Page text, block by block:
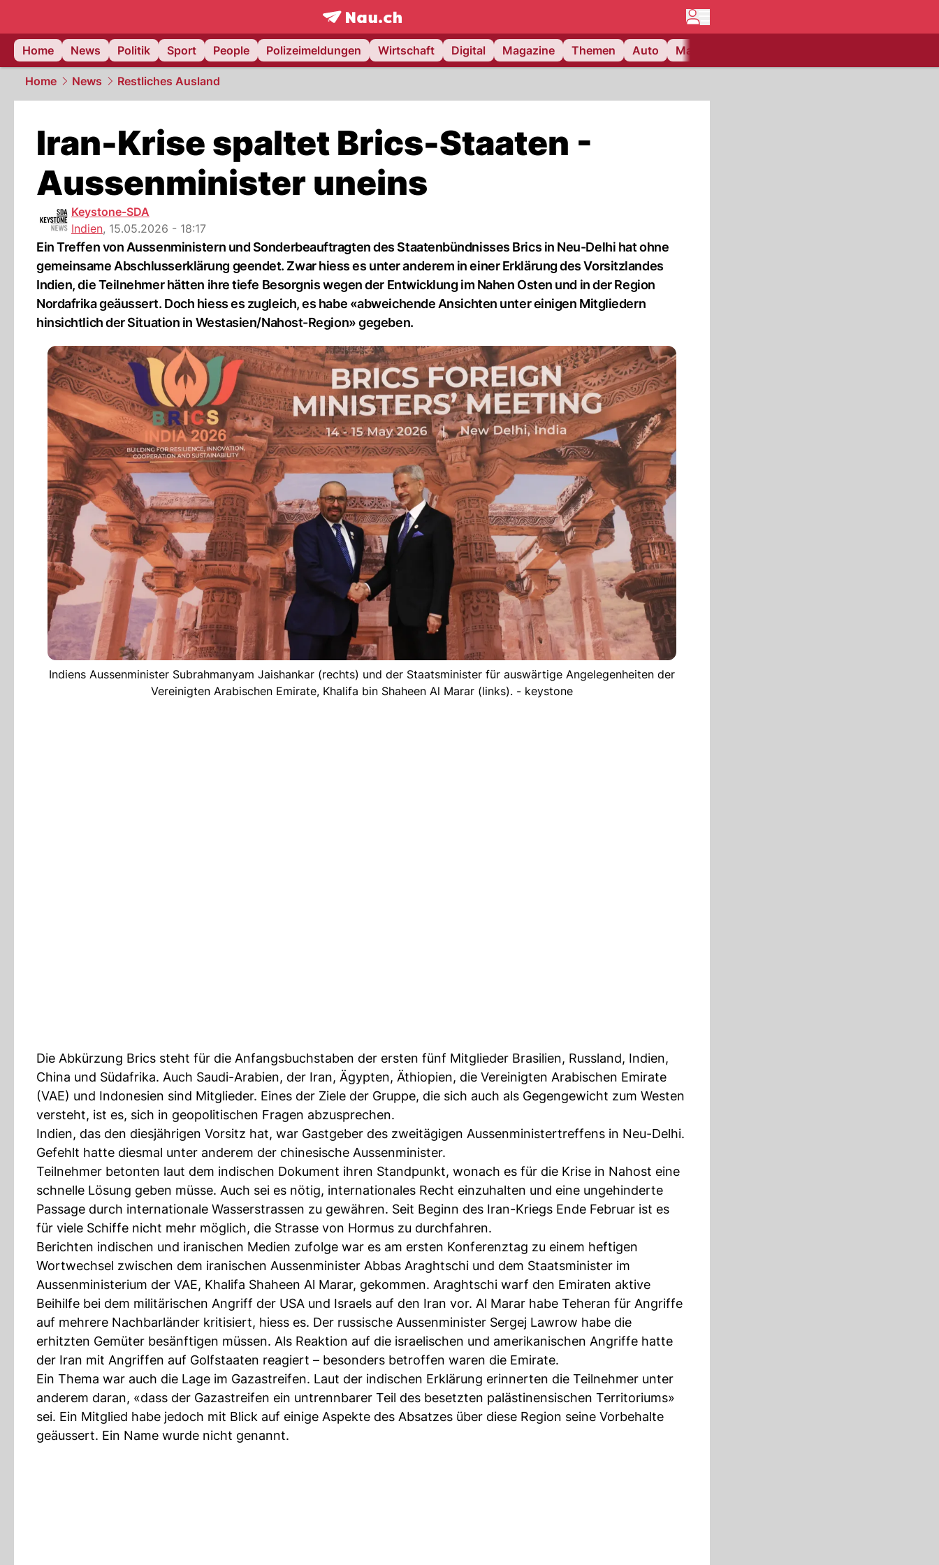
frontpage.NAU.ch
Home
News Politik Sport People Polizeimeldungen Wirtschaft Digital Magazine Themen Auto Matchcenter
Home News Restliches Ausland
Iran-Krise spaltet Brics-Staaten -
Aussenminister uneins
Keystone-SDA
Indien, 15.05.2026 - 18:17
Ein Treffen von Aussenministern und Sonderbeauftragten des Staatenbündnisses Brics in Neu-Delhi hat ohne
gemeinsame Abschlusserklärung geendet. Zwar hiess es unter anderem in einer Erklärung des Vorsitzlandes
Indien, die Teilnehmer hätten ihre tiefe Besorgnis wegen der Entwicklung im Nahen Osten und in der Region
Nordafrika geäussert. Doch hiess es zugleich, es habe «abweichende Ansichten unter einigen Mitgliedern
hinsichtlich der Situation in Westasien/Nahost-Region» gegeben.
Indiens Aussenminister Subrahmanyam Jaishankar (rechts) und der Staatsminister für auswärtige Angelegenheiten der
Vereinigten Arabischen Emirate, Khalifa bin Shaheen Al Marar (links). - keystone
Die Abkürzung Brics steht für die Anfangsbuchstaben der ersten fünf Mitglieder Brasilien, Russland, Indien,
China und Südafrika. Auch Saudi-Arabien, der Iran, Ägypten, Äthiopien, die Vereinigten Arabischen Emirate
(VAE) und Indonesien sind Mitglieder. Eines der Ziele der Gruppe, die sich auch als Gegengewicht zum Westen
versteht, ist es, sich in geopolitischen Fragen abzusprechen.
Indien, das den diesjährigen Vorsitz hat, war Gastgeber des zweitägigen Aussenministertreffens in Neu-Delhi.
Gefehlt hatte diesmal unter anderem der chinesische Aussenminister.
Teilnehmer betonten laut dem indischen Dokument ihren Standpunkt, wonach es für die Krise in Nahost eine
schnelle Lösung geben müsse. Auch sei es nötig, internationales Recht einzuhalten und eine ungehinderte
Passage durch internationale Wasserstrassen zu gewähren. Seit Beginn des Iran-Kriegs Ende Februar ist es
für viele Schiffe nicht mehr möglich, die Strasse von Hormus zu durchfahren.
Berichten indischen und iranischen Medien zufolge war es am ersten Konferenztag zu einem heftigen
Wortwechsel zwischen dem iranischen Aussenminister Abbas Araghtschi und dem Staatsminister im
Aussenministerium der VAE, Khalifa Shaheen Al Marar, gekommen. Araghtschi warf den Emiraten aktive
Beihilfe bei dem militärischen Angriff der USA und Israels auf den Iran vor. Al Marar habe Teheran für Angriffe
auf mehrere Nachbarländer kritisiert, hiess es. Der russische Aussenminister Sergej Lawrow habe die
erhitzten Gemüter besänftigen müssen. Als Reaktion auf die israelischen und amerikanischen Angriffe hatte
der Iran mit Angriffen auf Golfstaaten reagiert – besonders betroffen waren die Emirate.
Ein Thema war auch die Lage im Gazastreifen. Laut der indischen Erklärung erinnerten die Teilnehmer unter
anderem daran, «dass der Gazastreifen ein untrennbarer Teil des besetzten palästinensischen Territoriums»
sei. Ein Mitglied habe jedoch mit Blick auf einige Aspekte des Absatzes über diese Region seine Vorbehalte
geäussert. Ein Name wurde nicht genannt.